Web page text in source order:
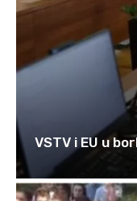
VSTV i EU u